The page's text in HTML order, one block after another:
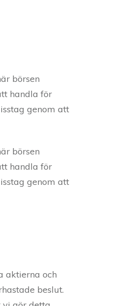
börsen
handla för
genom att
börsen
handla för
genom att
aktierna och
beslut.